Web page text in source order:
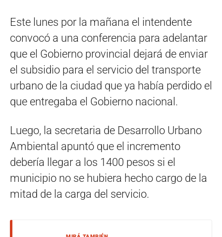
Este lunes por la mañana el intendente
convocó a una conferencia para adelantar
que el Gobierno provincial dejará de enviar
el subsidio para el servicio del transporte
urbano de la ciudad que ya había perdido el
que entregaba el Gobierno nacional.
Luego, la secretaria de Desarrollo Urbano
Ambiental apuntó que el incremento
debería llegar a los 1400 pesos si el
municipio no se hubiera hecho cargo de la
mitad de la carga del servicio.